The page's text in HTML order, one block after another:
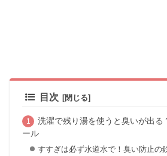
目次
洗濯で残り湯を使うと臭いが出る
ール
すすぎは必ず水道水で！臭い防止の